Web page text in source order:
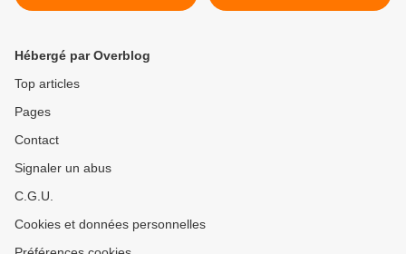
Hébergé par Overblog
Top articles
Pages
Contact
Signaler un abus
C.G.U.
Cookies et données personnelles